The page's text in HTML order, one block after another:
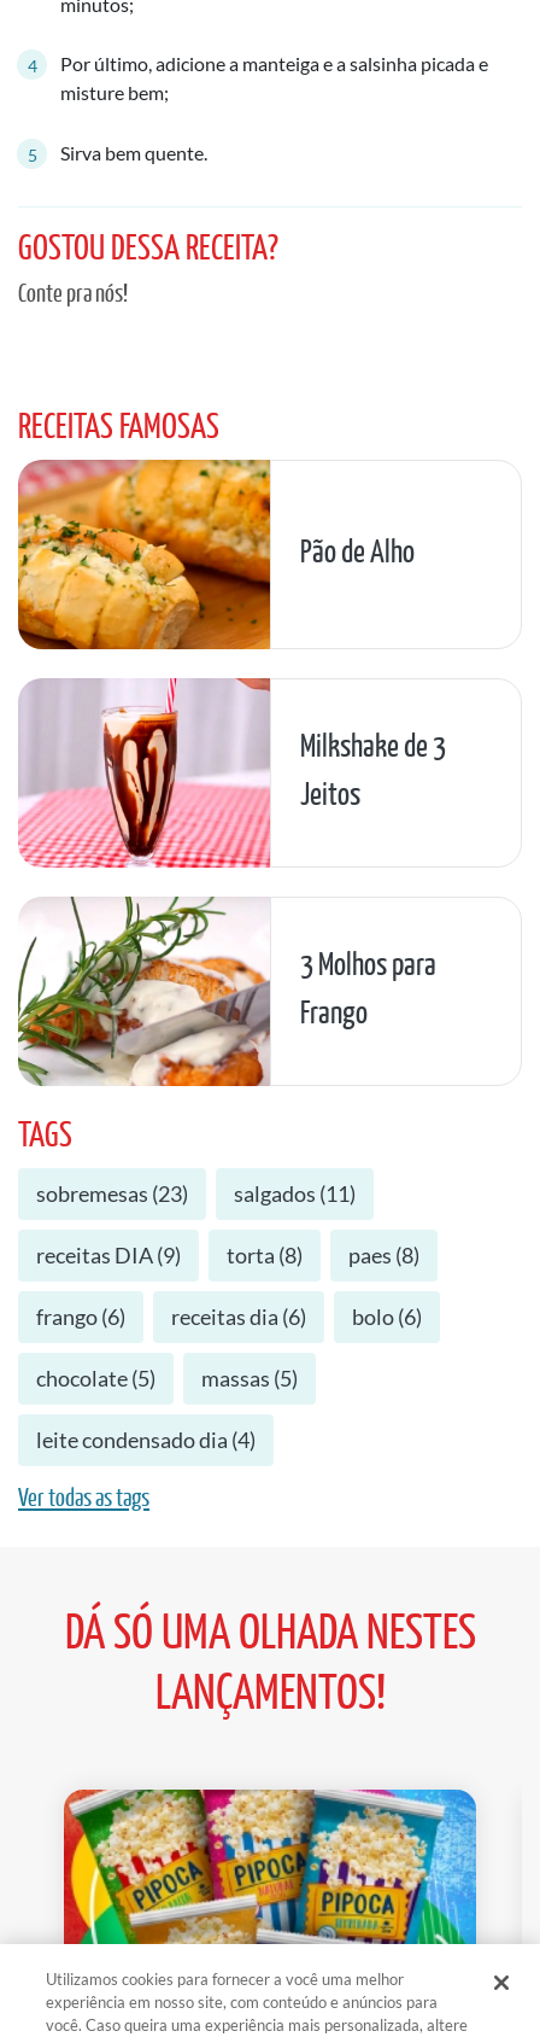
Por último, adicione a manteiga e a salsinha picada e
misture bem;
Sirva bem quente.
GOSTOU DESSA RECEITA?
Conte pra nós!
RECEITAS FAMOSAS
Pão de Alho
Milkshake de 3
Jeitos
3 Molhos para
Frango
TAGS
sobremesas (23) salgados (11)
receitas DIA(9) torta (8) paes (8)
frango(6) receitas dia (6) bolo(6)
chocolate(5) massas (5)
leite condensado dia (4)
Ver todas as tags
DÁ SÓ UMA OLHADA NESTES
LANÇAMENTOS!
Utilizamos cookies para fornecer a você uma melhor
experiência em nosso site, com conteúdo e anúncios para
você. Caso queira uma experiência mais personalizada, altere